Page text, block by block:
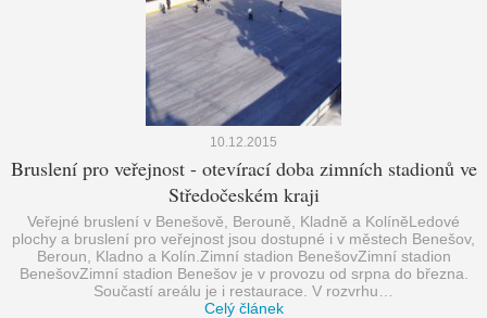
10.12.2015
Bruslení pro veřejnost - otevírací doba zimních stadionů ve
Středočeském kraji
Veřejné bruslení v Benešově, Berouně, Kladně a KolíněLedové
plochy a bruslení pro veřejnost jsou dostupné i v městech Benešov,
Beroun, Kladno a Kolín.Zimní stadion BenešovZimní stadion
BenešovZimní stadion Benešov je v provozu od srpna do března.
Součastí areálu je i restaurace. V rozvrhu…
Celý článek